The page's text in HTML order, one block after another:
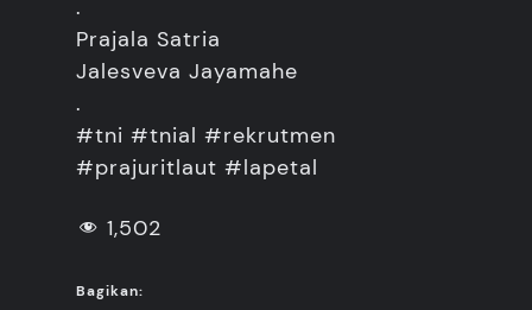
.
Prajala Satria
Jalesveva Jayamahe
.
#tni #tnial #rekrutmen
#prajuritlaut #lapetal
1,502
Bagikan: